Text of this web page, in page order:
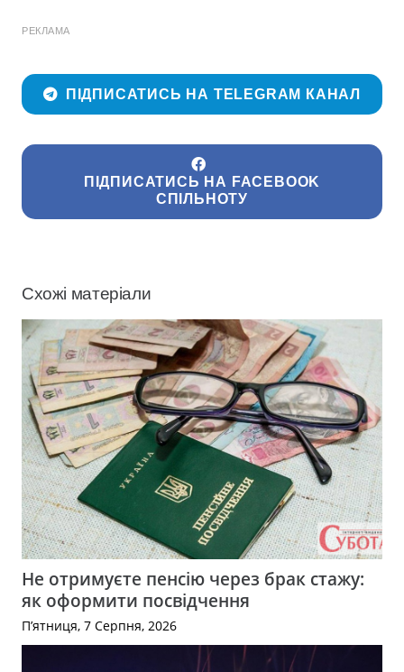
РЕКЛАМА
ПІДПИСАТИСЬ НА TELEGRAM КАНАЛ
ПІДПИСАТИСЬ НА FACEBOOK
СПІЛЬНОТУ
Схожі матеріали
Не отримуєте пенсію через брак стажу:
як оформити посвідчення
П’ятниця, 7 Серпня, 2026